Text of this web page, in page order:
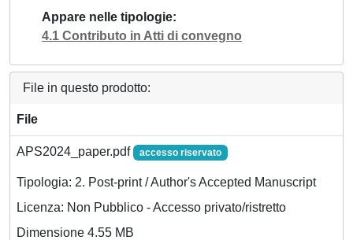
Appare nelle tipologie
4.1 Contributo in Atti di convegno
File in questo prodotto:
File
APS2024_paper.pdf accesso riservato
Tipologia: 2. Post-print / Author's Accepted Manuscript
Licenza: Non Pubblico - Accesso privato/ristretto
Dimensione 4.55 MB